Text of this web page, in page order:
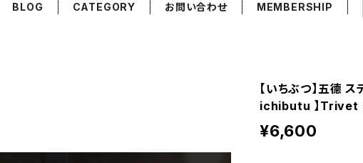
BLOG CATEGORY お問い合わせ MEMBERSHIP
【いちぶつ】五德
ichibutu 】
¥6,600